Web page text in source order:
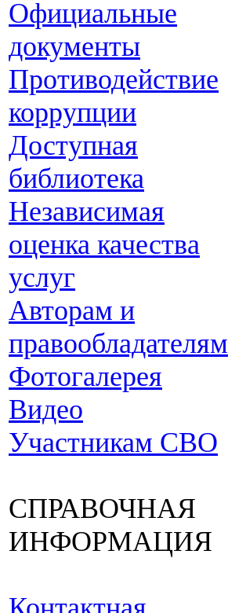
Официальные
документы
Противодействие
коррупции
Доступная
библиотека
Независимая
оценка качества
услуг
Авторам и
правообладателям
Фотогалерея
Видео
Участникам СВО
СПРАВОЧНАЯ
ИНФОРМАЦИЯ